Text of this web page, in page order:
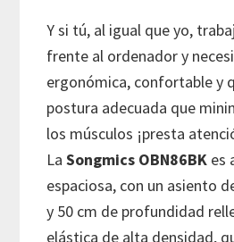
Y si tú, al igual que yo,
frente al ordenador y
ergonómica, confortable y
postura adecuada que
los músculos ¡presta
La Songmics OBN86BK es
espaciosa, con un asiento
y 50 cm de profundidad
elástica de alta densidad,